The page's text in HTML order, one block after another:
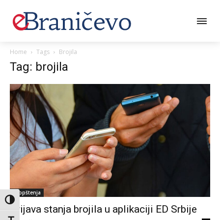
Toggle High Contrast
Home Tags Brojila
Tag: brojila
Saopštenja
Prijava stanja brojila u aplikaciji ED Srbije